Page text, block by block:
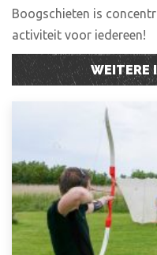
Boogschieten is
activiteit voor iedereen!
WEITERE